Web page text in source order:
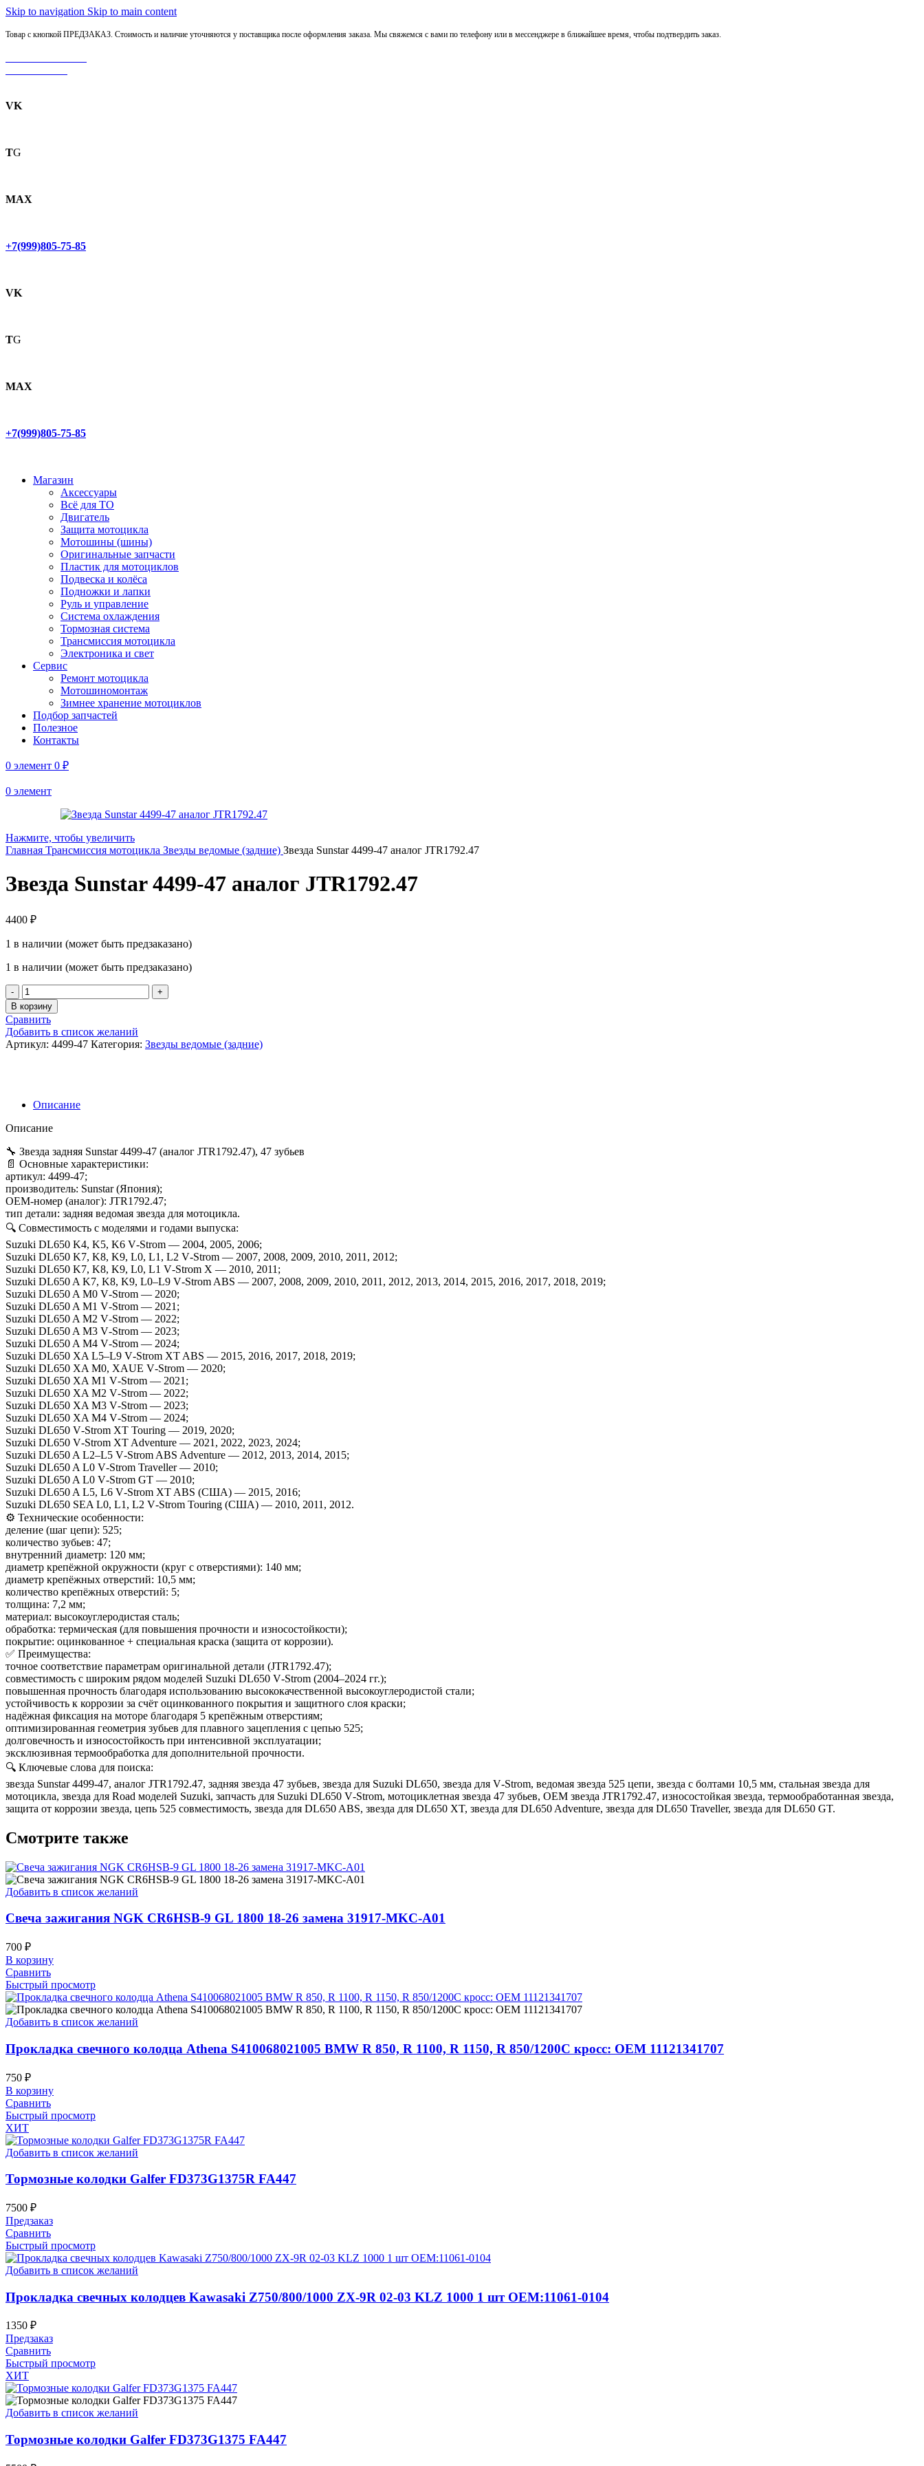
Skip to navigation Skip to main content
Товар с кнопкой ПРЕДЗАКАЗ. Стоимость и наличие уточняются у поставщика после оформления заказа. Мы свяжемся с вами по телефону или в мессенджере в ближайшее время, чтобы подтвердить заказ.
VK
TG
MAX
+7(999)805-75-85
VK
TG
MAX
+7(999)805-75-85
Магазин
Аксессуары
Всё для ТО
Двигатель
Защита мотоцикла
Мотошины (шины)
Оригинальные запчасти
Пластик для мотоциклов
Подвеска и колёса
Подножки и лапки
Руль и управление
Система охлаждения
Тормозная система
Трансмиссия мотоцикла
Электроника и свет
Сервис
Ремонт мотоцикла
Мотошиномонтаж
Зимнее хранение мотоциклов
Подбор запчастей
Полезное
Контакты
0 элемент 0 ₽
0 элемент
Нажмите, чтобы увеличить
Главная Трансмиссия мотоцикла Звезды ведомые (задние) Звезда Sunstar 4499-47 аналог JTR1792.47
Звезда Sunstar 4499-47 аналог JTR1792.47
4400 ₽
1 в наличии (может быть предзаказано)
1 в наличии (может быть предзаказано)
Количество
товара
Звезда
Sunstar
4499-
47
В корзину
Сравнить
Добавить в список желаний
Артикул: 4499-47 Категория: Звезды ведомые (задние)
Описание
Описание
🔧 Звезда задняя Sunstar 4499‑47 (аналог JTR1792.47), 47 зубьев
📄 Основные характеристики:
артикул: 4499‑47;
производитель: Sunstar (Япония);
OEM‑номер (аналог): JTR1792.47;
тип детали: задняя ведомая звезда для мотоцикла.
🔍 Совместимость с моделями и годами выпуска:
Suzuki DL650 K4, K5, K6 V‑Strom — 2004, 2005, 2006;
Suzuki DL650 K7, K8, K9, L0, L1, L2 V‑Strom — 2007, 2008, 2009, 2010, 2011, 2012;
Suzuki DL650 K7, K8, K9, L0, L1 V‑Strom X — 2010, 2011;
Suzuki DL650 A K7, K8, K9, L0–L9 V‑Strom ABS — 2007, 2008, 2009, 2010, 2011, 2012, 2013, 2014, 2015, 2016, 2017, 2018, 2019;
Suzuki DL650 A M0 V‑Strom — 2020;
Suzuki DL650 A M1 V‑Strom — 2021;
Suzuki DL650 A M2 V‑Strom — 2022;
Suzuki DL650 A M3 V‑Strom — 2023;
Suzuki DL650 A M4 V‑Strom — 2024;
Suzuki DL650 XA L5–L9 V‑Strom XT ABS — 2015, 2016, 2017, 2018, 2019;
Suzuki DL650 XA M0, XAUE V‑Strom — 2020;
Suzuki DL650 XA M1 V‑Strom — 2021;
Suzuki DL650 XA M2 V‑Strom — 2022;
Suzuki DL650 XA M3 V‑Strom — 2023;
Suzuki DL650 XA M4 V‑Strom — 2024;
Suzuki DL650 V‑Strom XT Touring — 2019, 2020;
Suzuki DL650 V‑Strom XT Adventure — 2021, 2022, 2023, 2024;
Suzuki DL650 A L2–L5 V‑Strom ABS Adventure — 2012, 2013, 2014, 2015;
Suzuki DL650 A L0 V‑Strom Traveller — 2010;
Suzuki DL650 A L0 V‑Strom GT — 2010;
Suzuki DL650 A L5, L6 V‑Strom XT ABS (США) — 2015, 2016;
Suzuki DL650 SEA L0, L1, L2 V‑Strom Touring (США) — 2010, 2011, 2012.
⚙️ Технические особенности:
деление (шаг цепи): 525;
количество зубьев: 47;
внутренний диаметр: 120 мм;
диаметр крепёжной окружности (круг с отверстиями): 140 мм;
диаметр крепёжных отверстий: 10,5 мм;
количество крепёжных отверстий: 5;
толщина: 7,2 мм;
материал: высокоуглеродистая сталь;
обработка: термическая (для повышения прочности и износостойкости);
покрытие: оцинкованное + специальная краска (защита от коррозии).
✅ Преимущества:
точное соответствие параметрам оригинальной детали (JTR1792.47);
совместимость с широким рядом моделей Suzuki DL650 V‑Strom (2004–2024 гг.);
повышенная прочность благодаря использованию высококачественной высокоуглеродистой стали;
устойчивость к коррозии за счёт оцинкованного покрытия и защитного слоя краски;
надёжная фиксация на моторе благодаря 5 крепёжным отверстиям;
оптимизированная геометрия зубьев для плавного зацепления с цепью 525;
долговечность и износостойкость при интенсивной эксплуатации;
эксклюзивная термообработка для дополнительной прочности.
🔍 Ключевые слова для поиска:
звезда Sunstar 4499‑47, аналог JTR1792.47, задняя звезда 47 зубьев, звезда для Suzuki DL650, звезда для V‑Strom, ведомая звезда 525 цепи, звезда с болтами 10,5 мм, стальная звезда для
мотоцикла, звезда для Road моделей Suzuki, запчасть для Suzuki DL650 V‑Strom, мотоциклетная звезда 47 зубьев, OEM звезда JTR1792.47, износостойкая звезда, термообработанная звезда,
защита от коррозии звезда, цепь 525 совместимость, звезда для DL650 ABS, звезда для DL650 XT, звезда для DL650 Adventure, звезда для DL650 Traveller, звезда для DL650 GT.
Смотрите также
Добавить в список желаний
Свеча зажигания NGK CR6HSB-9 GL 1800 18-26 замена 31917-MKC-A01
700 ₽
В корзину
Сравнить
Быстрый просмотр
Добавить в список желаний
Прокладка свечного колодца Athena S410068021005 BMW R 850, R 1100, R 1150, R 850/1200C кросс: OEM 11121341707
750 ₽
В корзину
Сравнить
Быстрый просмотр
ХИТ
Добавить в список желаний
Тормозные колодки Galfer FD373G1375R FA447
7500 ₽
Предзаказ
Сравнить
Быстрый просмотр
Добавить в список желаний
Прокладка свечных колодцев Kawasaki Z750/800/1000 ZX-9R 02-03 KLZ 1000 1 шт OEM:11061-0104
1350 ₽
Предзаказ
Сравнить
Быстрый просмотр
ХИТ
Добавить в список желаний
Тормозные колодки Galfer FD373G1375 FA447